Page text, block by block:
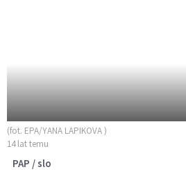
(fot. EPA/YANA LAPIKOVA )
14 lat temu
PAP / slo